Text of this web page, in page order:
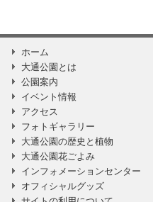
ホーム
大通公園とは
公園案内
イベント情報
アクセス
フォトギャラリー
大通公園の歴史と植物
大通公園花ごよみ
インフォメーションセンター
オフィシャルグッズ